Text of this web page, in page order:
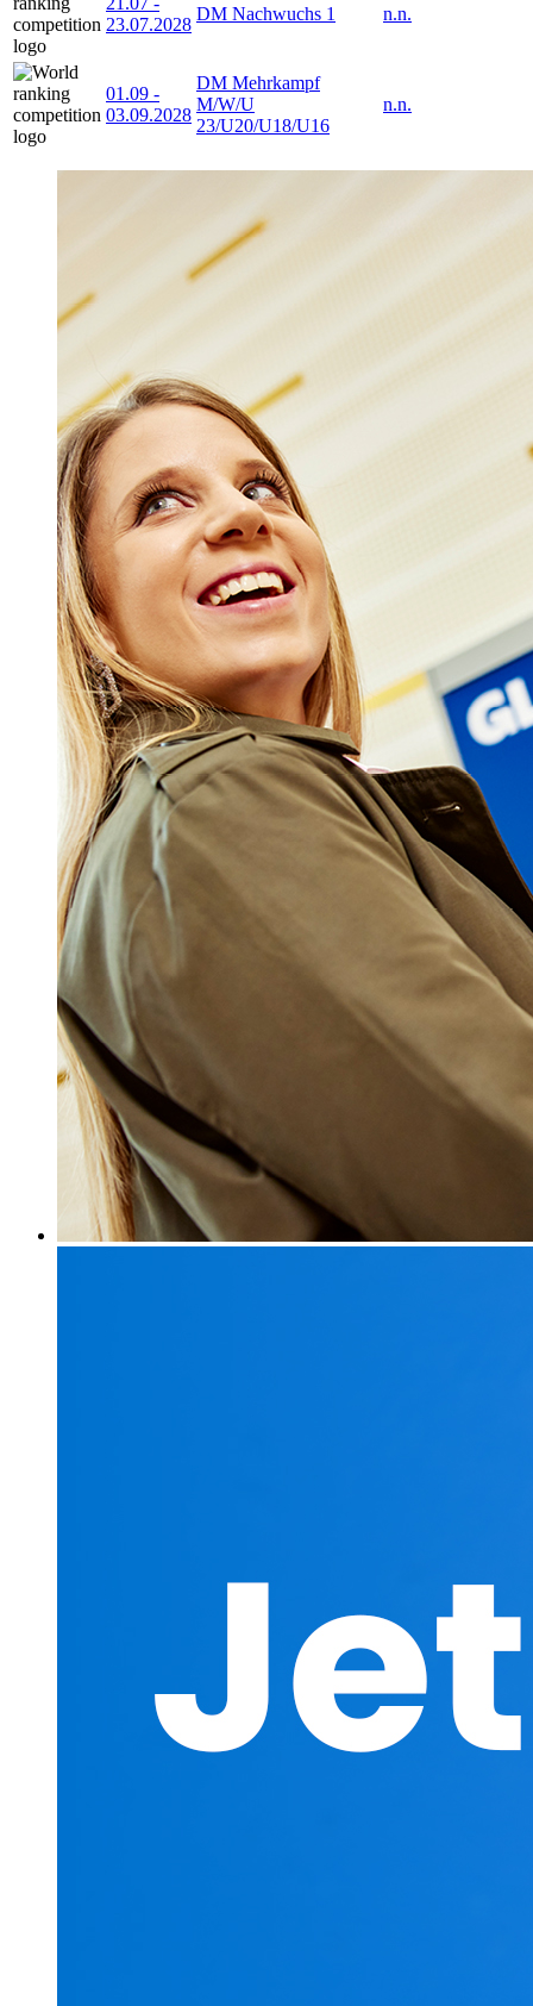
23.07.2028
DM Nachwuchs 1 n.n.
01.09 -
03.09.2028
DM Mehrkampf
M/W/U
23/U20/U18/U16
n.n.